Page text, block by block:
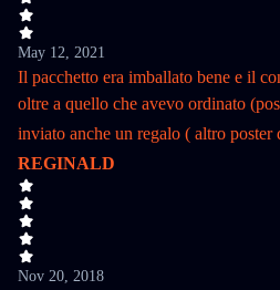
May 12, 2021
Il pacchetto era imballato bene e il
oltre a quello che avevo ordinato
inviato anche un regalo ( altro poster
REGINALD
Nov 20, 2018